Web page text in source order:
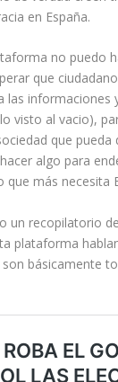
en España.
no puedo
que
las informaciones
visto al vacio),
que pueda
algo para
que más necesita
un recopilatorio
plataforma
básicamente